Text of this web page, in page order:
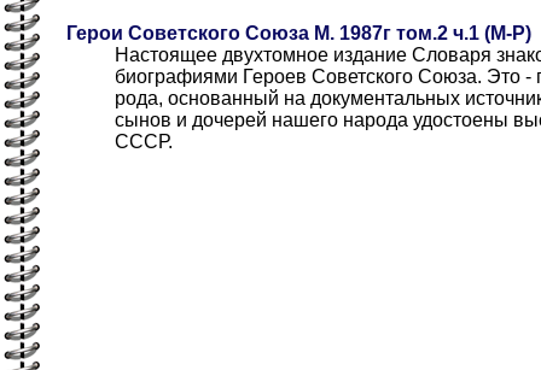
Герои Советского Союза М. 1987г том.2 ч.1 (М-Р)
Настоящее двухтомное издание Словаря
биографиями Героев Советского Союза. Это -
рода, основанный на документальных
сынов и дочерей нашего народа удостоены
СССР.